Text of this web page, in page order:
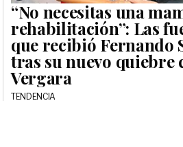
“No necesitas una
rehabilitación”: Las
que recibió Fernando
tras su nuevo quiebre
Vergara
TENDENCIA